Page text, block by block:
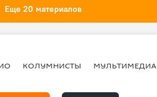
Еще 20 материалов
КОЛУМНИСТЫ МУЛЬТИМЕДИА